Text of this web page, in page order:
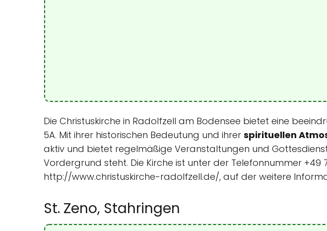
Die Christuskirche in Radolfzell am Bodensee bietet eine
5A. Mit ihrer historischen Bedeutung und ihrer spirituellen
aktiv und bietet regelmäßige Veranstaltungen und
Vordergrund steht. Die Kirche ist unter der Telefonnummer
http://www.christuskirche-radolfzell.de/, auf der weitere
St. Zeno, Stahringen